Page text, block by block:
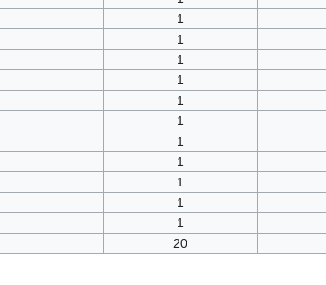
1
1
1
1
1
1
1
1
1
1
1
20